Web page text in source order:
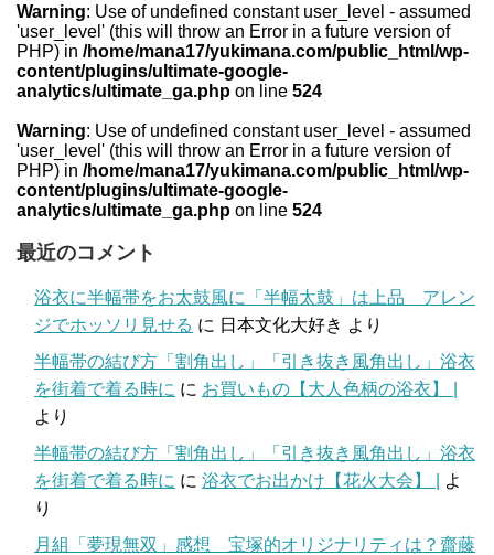
Warning: Use of undefined constant user_level - assumed
'user_level' (this will throw an Error in a future version of
PHP) in /home/mana17/yukimana.com/public_html/wp-
content/plugins/ultimate-google-
analytics/ultimate_ga.php on line 524
Warning: Use of undefined constant user_level - assumed
'user_level' (this will throw an Error in a future version of
PHP) in /home/mana17/yukimana.com/public_html/wp-
content/plugins/ultimate-google-
analytics/ultimate_ga.php on line 524
最近のコメント
浴衣に半幅帯をお太鼓風に「半幅太鼓」は上品 アレン
ジでホッソリ見せる に 日本文化大好き より
半幅帯の結び方「割角出し」「引き抜き風角出し」浴衣
を街着で着る時に に お買いもの【大人色柄の浴衣】 |
より
半幅帯の結び方「割角出し」「引き抜き風角出し」浴衣
を街着で着る時に に 浴衣でお出かけ【花火大会】 |
よ
り
月組「夢現無双」感想 宝塚的オリジナリティは？齋藤